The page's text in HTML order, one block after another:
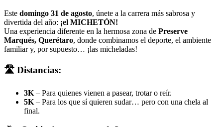
Este domingo 31 de agosto, únete a la carrera más sabrosa y
divertida del año: ¡el MICHETÓN!
Una experiencia diferente en la hermosa zona de Preserve
Marqués, Querétaro, donde combinamos el deporte, el ambiente
familiar y, por supuesto… ¡las micheladas!
🛣 Distancias:
3K – Para quienes vienen a pasear, trotar o reír.
5K – Para los que sí quieren sudar… pero con una chela al
final.